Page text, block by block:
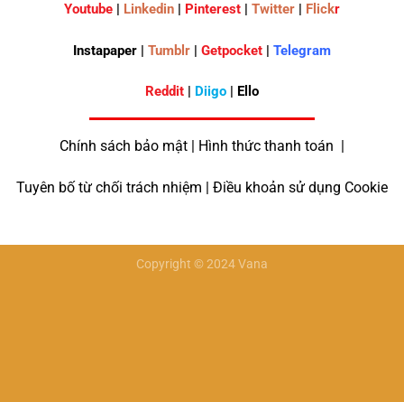
Youtube | Linkedin | Pinterest | Twitter | Flickr
Instapaper | Tumblr | Getpocket | Telegram
Reddit Diigo | Ello
Chính sách bảo mật | Hình thức thanh toán |
Tuyên bố từ chối trách nhiệm | Điều khoản sử dụng Cookie
Copyright © 2024 Vana